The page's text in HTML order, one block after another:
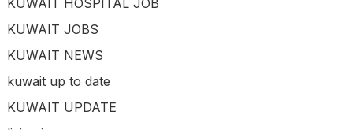
KUWAIT HOSPITAL JOB
KUWAIT JOBS
KUWAIT NEWS
kuwait up to date
KUWAIT UPDATE